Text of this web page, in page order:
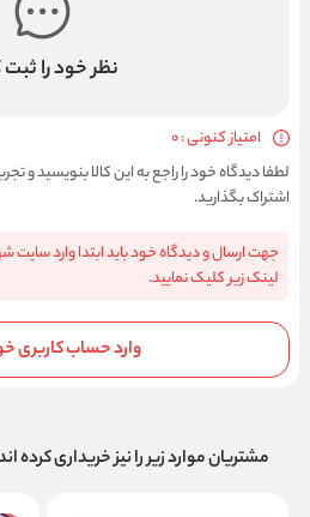
نظر خود را ثبت
امتیاز کنونی : 0
لطفا دیدگاه خود را راجع به این کالا بنویسید و
اشتراک بگذارید.
جهت ارسال و دیدگاه خود باید ابتدا وارد
لینک زیر کلیک نمایید.
وارد حساب کاربری
مشتریان موارد زیر را نیز خریداری کرده